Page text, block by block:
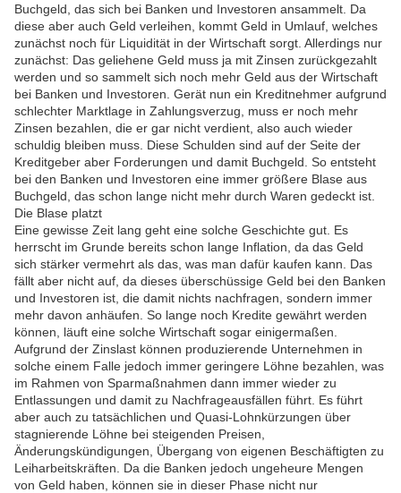
Buchgeld, das sich bei Banken und Investoren ansammelt. Da
diese aber auch Geld verleihen, kommt Geld in Umlauf, welches
zunächst noch für Liquidität in der Wirtschaft sorgt. Allerdings nur
zunächst: Das geliehene Geld muss ja mit Zinsen zurückgezahlt
werden und so sammelt sich noch mehr Geld aus der Wirtschaft
bei Banken und Investoren. Gerät nun ein Kreditnehmer aufgrund
schlechter Marktlage in Zahlungsverzug, muss er noch mehr
Zinsen bezahlen, die er gar nicht verdient, also auch wieder
schuldig bleiben muss. Diese Schulden sind auf der Seite der
Kreditgeber aber Forderungen und damit Buchgeld. So entsteht
bei den Banken und Investoren eine immer größere Blase aus
Buchgeld, das schon lange nicht mehr durch Waren gedeckt ist.
Die Blase platzt
Eine gewisse Zeit lang geht eine solche Geschichte gut. Es
herrscht im Grunde bereits schon lange Inflation, da das Geld
sich stärker vermehrt als das, was man dafür kaufen kann. Das
fällt aber nicht auf, da dieses überschüssige Geld bei den Banken
und Investoren ist, die damit nichts nachfragen, sondern immer
mehr davon anhäufen. So lange noch Kredite gewährt werden
können, läuft eine solche Wirtschaft sogar einigermaßen.
Aufgrund der Zinslast können produzierende Unternehmen in
solche einem Falle jedoch immer geringere Löhne bezahlen, was
im Rahmen von Sparmaßnahmen dann immer wieder zu
Entlassungen und damit zu Nachfrageausfällen führt. Es führt
aber auch zu tatsächlichen und Quasi-Lohnkürzungen über
stagnierende Löhne bei steigenden Preisen,
Änderungskündigungen, Übergang von eigenen Beschäftigten zu
Leiharbeitskräften. Da die Banken jedoch ungeheure Mengen
von Geld haben, können sie in dieser Phase nicht nur